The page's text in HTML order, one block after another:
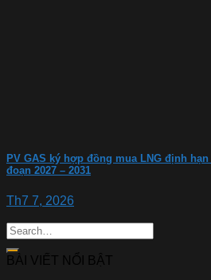
PV GAS ký hợp đồng mua LNG định
đoạn 2027 – 2031
Th7 7, 2026
BÀI VIẾT NỔI BẬT